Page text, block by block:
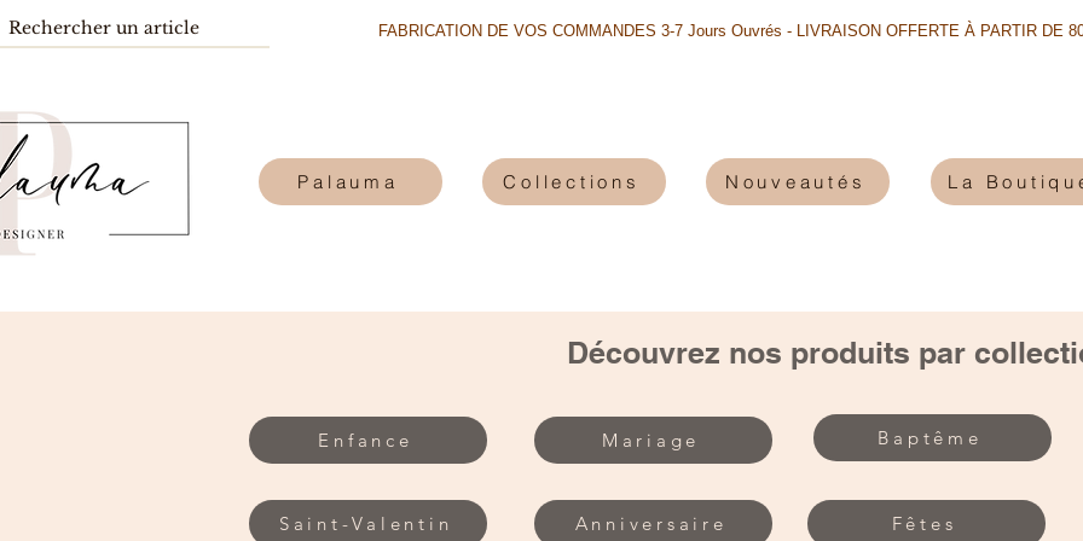
FABRICATION DE VOS COMMANDES 3-7 Jours Ouvrés - LIVRAISON OFFERTE À PARTIR DE
Palauma Collections Nouveautés La
​Découvrez nos produits par
Enfance Baptême
Mariage
Saint-Valentin Anniversaire Fêtes